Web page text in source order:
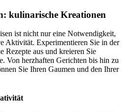
kulinarische Kreationen
ist nicht nur eine Notwendigkeit,
Aktivität. Experimentieren Sie in der
Rezepte aus und kreieren Sie
Von herzhaften Gerichten bis hin zu
Sie Ihren Gaumen und den Ihrer